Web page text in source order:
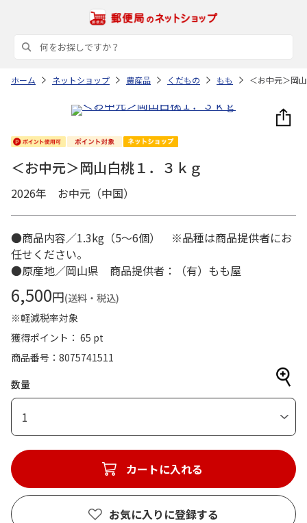
ホーム ネットショップ 農産品 くだもの もも ＜お中元＞岡
＜お中元＞岡山白桃１．３ｋｇ
2026年 お中元（中国）
●商品内容／1.3kg（5～6個） ※品種は商品提供者にお
任せください。
●原産地／岡山県 商品提供者：（有）もも屋
6,500円(送料・税込)
※軽減税率対象
獲得ポイント： 65 pt
商品番号
8075741511
数量
1
カートに入れる
お気に入りに登録する